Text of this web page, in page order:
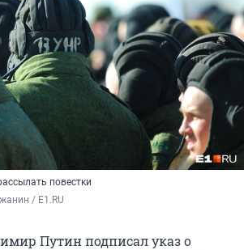
повестки
/ E1.RU
Путин подписал указ о